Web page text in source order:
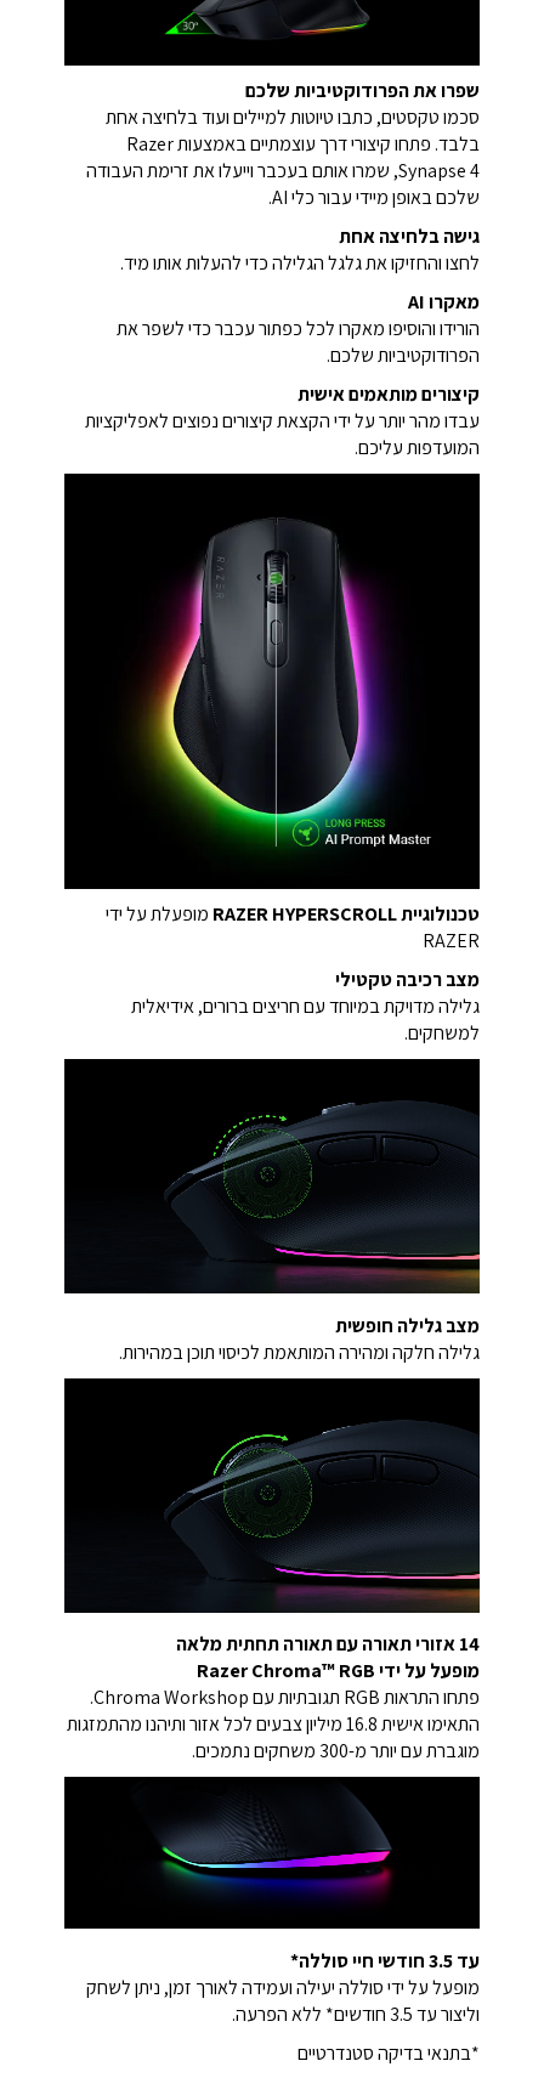
שפרו את הפרודוקטיביות שלכם
סכמו טקסטים, כתבו טיוטות למיילים ועוד בלחיצה אחת
בלבד. פתחו קיצורי דרך עוצמתיים באמצעות Razer
Synapse 4, שמרו אותם בעכבר וייעלו את זרימת העבודה
שלכם באופן מיידי עבור כלי AI.
גישה בלחיצה אחת
לחצו והחזיקו את גלגל הגלילה כדי להעלות אותו מיד.
מאקרו AI
הורידו והוסיפו מאקרו לכל כפתור עכבר כדי לשפר את
הפרודוקטיביות שלכם.
קיצורים מותאמים אישית
עבדו מהר יותר על ידי הקצאת קיצורים נפוצים לאפליקציות
המועדפות עליכם.
טכנולוגיית RAZER HYPERSCROLL
מופעלת על ידי
RAZER
מצב רכיבה טקטילי
גלילה מדויקת במיוחד עם חריצים ברורים, אידיאלית
למשחקים.
מצב גלילה חופשית
גלילה חלקה ומהירה המותאמת לכיסוי תוכן במהירות.
14 אזורי תאורה עם תאורה תחתית מלאה
מופעל על ידי Razer Chroma™ RGB
פתחו התראות RGB תגובתיות עם Chroma Workshop.
התאימו אישית 16.8 מיליון צבעים לכל אזור ותיהנו מהתמזגות
מוגברת עם יותר מ-300 משחקים נתמכים.
עד 3.5 חודשי חיי סוללה*
מופעל על ידי סוללה יעילה ועמידה לאורך זמן, ניתן לשחק
וליצור עד 3.5 חודשים* ללא הפרעה.
*בתנאי בדיקה סטנדרטיים